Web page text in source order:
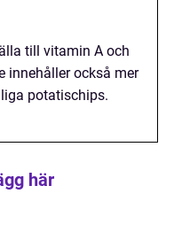
till vitamin A och
innehåller också mer
potatischips.
här